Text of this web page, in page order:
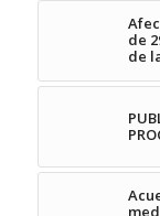
de
de